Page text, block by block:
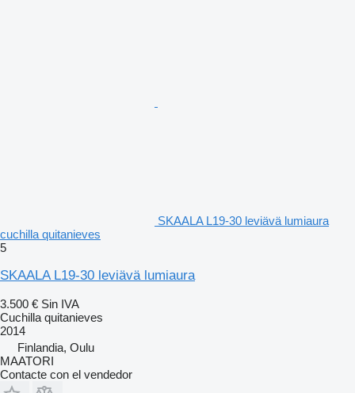
SKAALA L19-30 leviävä lumiaura
cuchilla quitanieves
5
SKAALA L19-30 leviävä lumiaura
3.500 € Sin IVA
Cuchilla quitanieves
2014
Finlandia, Oulu
MAATORI
Contacte con el vendedor